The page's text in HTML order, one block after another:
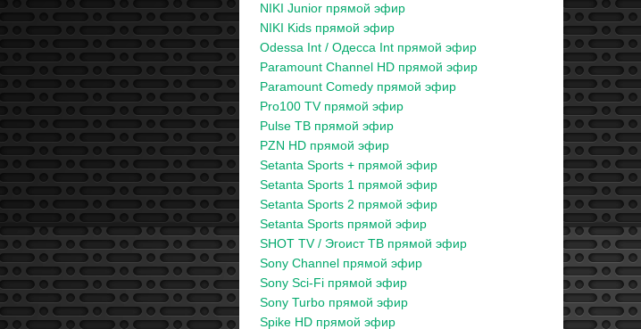
NIKI Junior прямой эфир
NIKI Kids прямой эфир
Odessa Int / Одесса Int прямой эфир
Paramount Channel HD прямой эфир
Paramount Comedy прямой эфир
Pro100 TV прямой эфир
Pulse ТВ прямой эфир
PZN HD прямой эфир
Setanta Sports + прямой эфир
Setanta Sports 1 прямой эфир
Setanta Sports 2 прямой эфир
Setanta Sports прямой эфир
SHOT TV / Эгоист ТВ прямой эфир
Sony Channel прямой эфир
Sony Sci-Fi прямой эфир
Sony Turbo прямой эфир
Spike HD прямой эфир